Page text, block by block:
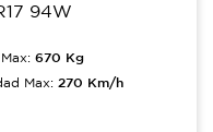
94W
670 Kg
Max: 270 Km/h